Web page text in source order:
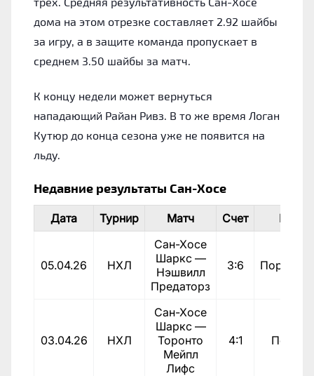
дома на этом отрезке составляет 2.92 шайбы
за игру, а в защите команда пропускает в
среднем 3.50 шайбы за матч.
К концу недели может вернуться
нападающий Райан Ривз. В то же время Логан
Кутюр до конца сезона уже не появится на
льду.
Недавние результаты Сан-Хосе
Дата Турнир Матч Счет Итог
05.04.26 НХЛ
Сан-Хосе
Шаркс —
Нэшвилл
Предаторз
3:6
03.04.26 НХЛ
Сан-Хосе
Шаркс —
Торонто
Мейпл
Лифс
4:1 Победа